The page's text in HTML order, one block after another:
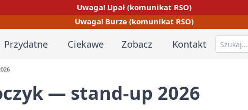
Uwaga! Upał (komunikat RSO)
Uwaga! Burze (komunikat RSO)
Przydatne Ciekawe Zobacz Kontakt
— stand-up 2026